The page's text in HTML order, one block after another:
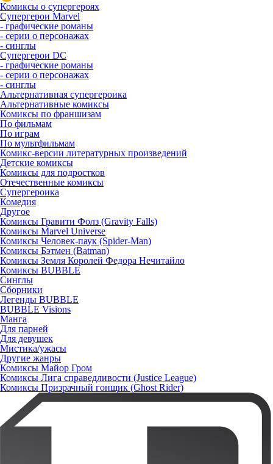
Комиксы о супергероях
Супергерои Marvel
- графические романы
- серии о персонажах
- синглы
Супергерои DC
- графические романы
- серии о персонажах
- синглы
Альтернативная супергероика
Альтернативные комиксы
Комиксы по франшизам
По фильмам
По играм
По мультфильмам
Комикс-версии литературных произведений
Детские комиксы
Комиксы для подростков
Отечественные комиксы
Супергероика
Комедия
Другое
Комиксы Гравити Фолз (Gravity Falls)
Комиксы Marvel Universe
Комиксы Человек-паук (Spider-Man)
Комиксы Бэтмен (Batman)
Комиксы Земля Королей Федора Нечитайло
Комиксы BUBBLE
Синглы
Сборники
Легенды BUBBLE
BUBBLE Visions
Манга
Для парней
Для девушек
Мистика/ужасы
Другие жанры
Комиксы Майор Гром
Комиксы Лига справедливости (Justice League)
Комиксы Призрачный гонщик (Ghost Rider)